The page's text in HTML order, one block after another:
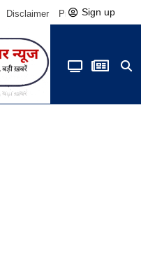
Disclaimer Privacy Policy
Sign up